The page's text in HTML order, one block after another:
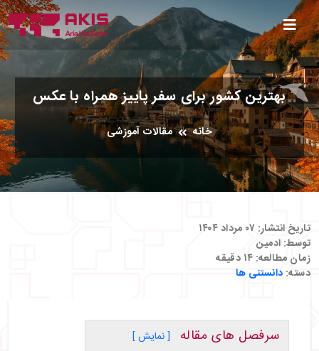
بهترین کشور برای سفر پاییز همراه با عکس
خانه مقالات آموزشی
تاریخ انتشار: ۰۷ مرداد ۱۴۰۴
توسط: ادمین
زمان مطالعه: ۱۴ دقیقه
دسته: دانستنی ها
سرفصل های مقاله
[ نمایش ]